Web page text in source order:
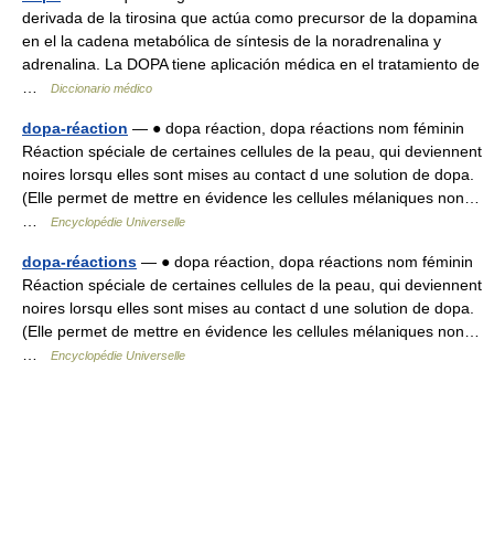
derivada de la tirosina que actúa como precursor de la dopamina
en el la cadena metabólica de síntesis de la noradrenalina y
adrenalina. La DOPA tiene aplicación médica en el tratamiento de
Diccionario médico
dopa-réaction — ● dopa réaction, dopa réactions nom féminin
Réaction spéciale de certaines cellules de la peau, qui deviennent
noires lorsqu elles sont mises au contact d une solution de dopa.
(Elle permet de mettre en évidence les cellules mélaniques non…
Encyclopédie Universelle
dopa-réactions — ● dopa réaction, dopa réactions nom féminin
Réaction spéciale de certaines cellules de la peau, qui deviennent
noires lorsqu elles sont mises au contact d une solution de dopa.
(Elle permet de mettre en évidence les cellules mélaniques non…
Encyclopédie Universelle